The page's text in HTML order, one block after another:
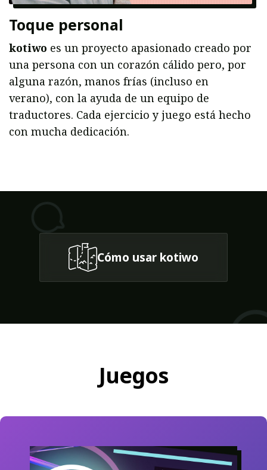
Toque personal
kotiwo es un proyecto apasionado creado por
una persona con un corazón cálido pero, por
alguna razón, manos frías (incluso en
verano), con la ayuda de un equipo de
traductores. Cada ejercicio y juego está hecho
con mucha dedicación.
Cómo usar kotiwo
Juegos